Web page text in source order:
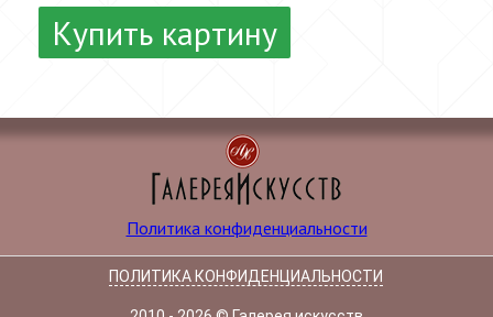
Купить картину
Политика конфиденциальности
ПОЛИТИКА КОНФИДЕНЦИАЛЬНОСТИ